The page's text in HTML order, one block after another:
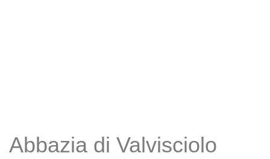
Abbazia di Valvisciolo